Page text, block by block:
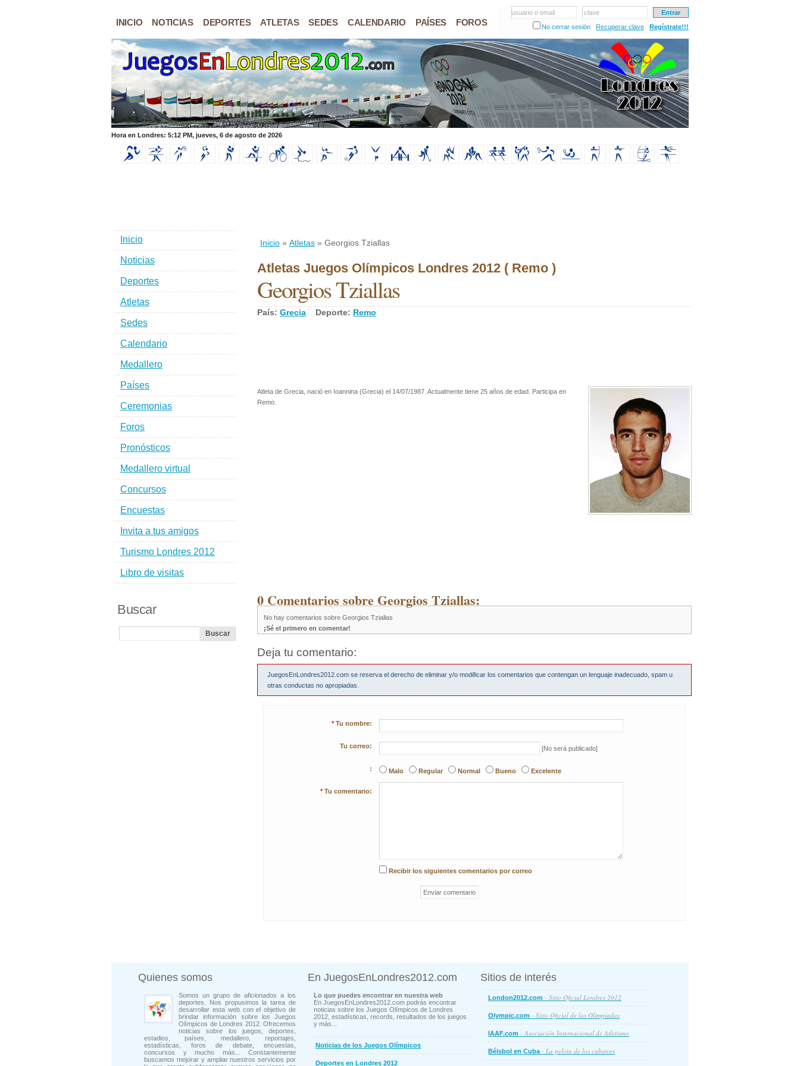
INICIO NOTICIAS DEPORTES ATLETAS SEDES CALENDARIO PAÍSES FOROS
usuario o email
clave
No cerrar sesión
Recuperar clave Regístrate!!!
Hora en Londres: 5:12 PM, jueves, 6 de agosto de 2026
Inicio » Atletas » Georgios Tziallas
Atletas Juegos Olímpicos Londres 2012 ( Remo )
Georgios Tziallas
País: Grecia Deporte: Remo
Atleta de Grecia, nació en Ioannina (Grecia) el 14/07/1987. Actualmente tiene 25 años de edad. Participa en
Remo.
0 Comentarios sobre Georgios Tziallas:
No hay comentarios sobre Georgios Tziallas
¡Sé el primero en comentar!
Deja tu comentario:
JuegosEnLondres2012.com se reserva el derecho de eliminar y/o modificar los comentarios que contengan un lenguaje inadecuado, spam u
otras conductas no apropiadas.
* Tu nombre:
Tu correo: [No será publicado]
: Malo Regular Normal Bueno Excelente
* Tu comentario:
Recibir los siguientes comentarios por correo
Inicio
Noticias
Deportes
Atletas
Sedes
Calendario
Medallero
Países
Ceremonias
Foros
Pronósticos
Medallero virtual
Concursos
Encuestas
Invita a tus amigos
Turismo Londres 2012
Libro de visitas
Buscar
Quienes somos
Somos un grupo de aficionados a los
deportes. Nos propusimos la tarea de
desarrollar esta web con el objetivo de
brindar información sobre los Juegos
Olímpicos de Londres 2012. Ofrecemos
noticias sobre los juegos, deportes,
estadios, países, medallero, reportajes,
estadísticas, foros de debate, encuestas,
concursos y mucho más... Constantemente
buscamos mejorar y ampliar nuestros servicios por
En JuegosEnLondres2012.com
Lo que puedes encontrar en nuestra web
En JuegosEnLondres2012.com podrás encontrar
noticias sobre los Juegos Olímpicos de Londres
2012, estadísticas, records, resultados de los juegos
y más...
Noticias de los Juegos Olímpicos
Deportes en Londres 2012
Sitios de interés
London2012.com - Sitio Oficial Londres 2012
Olympic.com - Sitio Oficial de las Olimpiadas
IAAF.com - Asociación Internacional de Atletismo
Béisbol en Cuba- La pelota de los cubanos